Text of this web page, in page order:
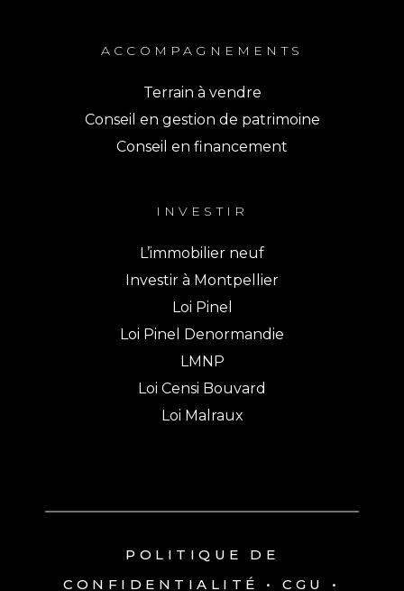
ACCOMPAGNEMENTS
Terrain à vendre
Conseil en gestion de patrimoine
Conseil en financement
INVESTIR
L’immobilier neuf
Investir à Montpellier
Loi Pinel
Loi Pinel Denormandie
LMNP
Loi Censi Bouvard
Loi Malraux
POLITIQUE DE
CONFIDENTIALITÉ
•CGU •